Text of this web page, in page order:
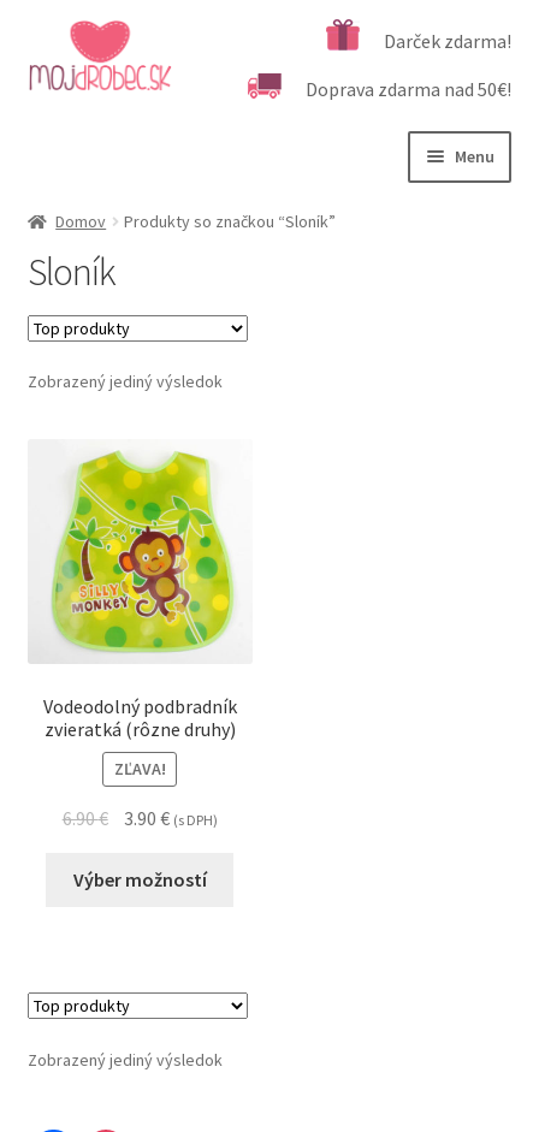
Preskočiť
na
navigáciu
Preskočiť
na
obsah
Darček zdarma!
Doprava zdarma nad 50€!
Menu
Podľa veku
Kategórie produktov
Dôležité informácie
Domov Produkty so značkou “Sloník”
Sloník
Zobrazený jediný výsledok
Vodeodolný podbradník
zvieratká (rôzne druhy)
ZĽAVA!
6.90€ 3.90 € (s DPH)
Výber možností
Zobrazený jediný výsledok